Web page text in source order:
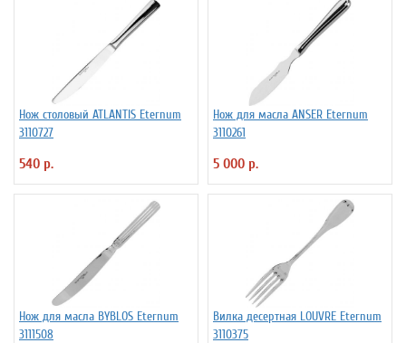
Нож столовый ATLANTIS Eternum
3110727
540 р.
Нож для масла ANSER Eternum
3110261
5 000 р.
Нож для масла BYBLOS Eternum
3111508
Вилка десертная LOUVRE Eternum
3110375